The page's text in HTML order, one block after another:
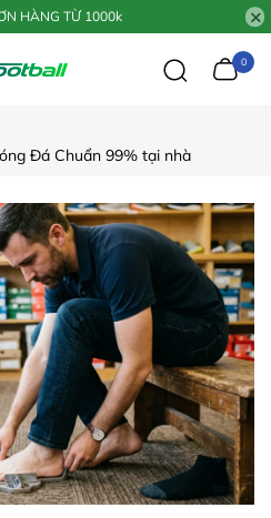
HÀNG TỪ 1000k
0
Đá Chuẩn 99% tại nhà